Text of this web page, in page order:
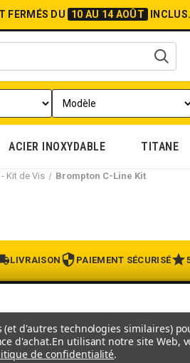
FERMÉS DU 10 AU 14 AOÛT INCLUS.
ACIER INOXYDABLE TITANE
Kit de Vis Brompton C-Line Kit
LIVRAISON PAIEMENT SÉCURISÉ
AIDE & CONTACT
(et d'autres technologies similaires)
d'achat.En utilisant notre site Web,
de confidentialité.